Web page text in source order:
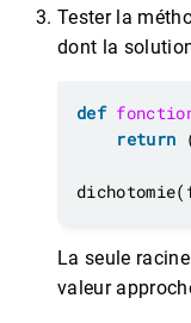
Tester la
dont la
def
return
La seule
valeur